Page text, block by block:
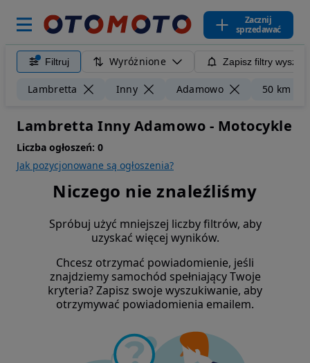
Zacznij
sprzedawać
Filtruj Wyróżnione Zapisz filtry
Lambretta Inny Adamowo 50 km
Lambretta Inny Adamowo - Motocykle
Liczba ogłoszeń: 0
Jak pozycjonowane są ogłoszenia?
Niczego nie znaleźliśmy
Spróbuj użyć mniejszej liczby filtrów, aby
uzyskać więcej wyników.
Chcesz otrzymać powiadomienie, jeśli
znajdziemy samochód spełniający Twoje
kryteria? Zapisz swoje wyszukiwanie, aby
otrzymywać powiadomienia emailem.